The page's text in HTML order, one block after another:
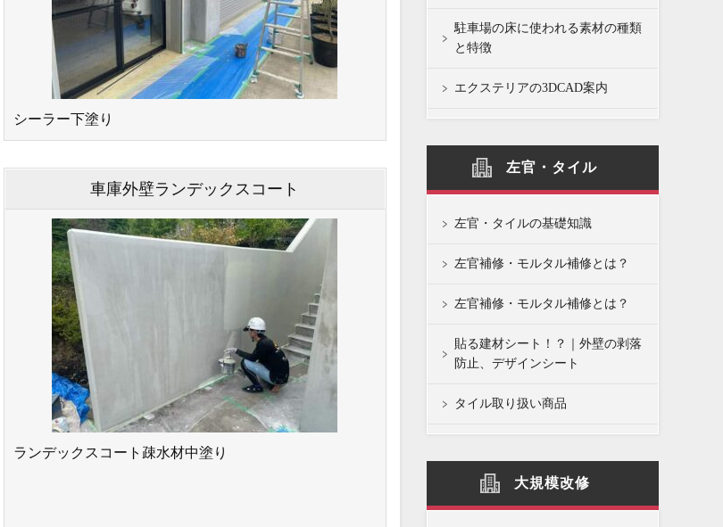
シーラー下塗り
車庫外壁ランデックスコート
ランデックスコート疎水材中塗り
駐車場の床に使われる素材の種類
と特徴
エクステリアの3DCAD案内
左官・タイル
左官・タイルの基礎知識
左官補修・モルタル補修とは？
左官補修・モルタル補修とは？
貼る建材シート！？｜外壁の剥落
防止、デザインシート
タイル取り扱い商品
大規模改修